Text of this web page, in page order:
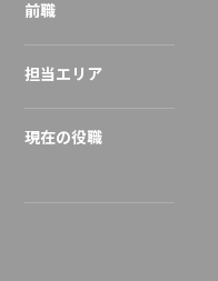
前職
担当エリア
現在の役職